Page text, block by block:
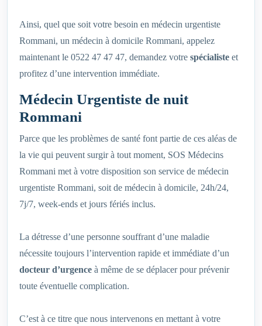
Ainsi, quel que soit votre besoin en médecin urgentiste
Rommani, un médecin à domicile Rommani, appelez
maintenant le 0522 47 47 47, demandez votre spécialiste et
profitez d’une intervention immédiate.
Médecin Urgentiste de nuit
Rommani
Parce que les problèmes de santé font partie de ces aléas de
la vie qui peuvent surgir à tout moment, SOS Médecins
Rommani met à votre disposition son service de médecin
urgentiste Rommani, soit de médecin à domicile, 24h/24,
7j/7, week-ends et jours fériés inclus.
La détresse d’une personne souffrant d’une maladie
nécessite toujours l’intervention rapide et immédiate d’un
docteur d’urgence à même de se déplacer pour prévenir
toute éventuelle complication.
C’est à ce titre que nous intervenons en mettant à votre